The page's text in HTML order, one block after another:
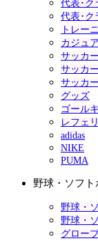
代表･ク
代表･ク
トレー
カジュ
サッカ
サッカ
サッカ
グッズ
ゴール
レフェ
adidas
NIKE
PUMA
野球・ソフト
野球・
野球・
グロー